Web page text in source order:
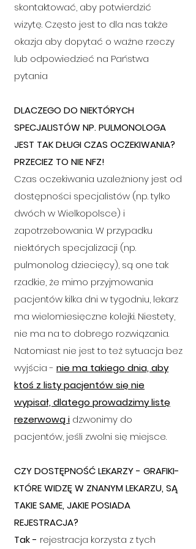
skontaktować, aby potwierdzić
wizytę. Często jest to dla nas także
okazja aby dopytać o ważne rzeczy
lub odpowiedzieć na Państwa
pytania
DLACZEGO DO NIEKTÓRYCH
SPECJALISTÓW NP. PULMONOLOGA
JEST TAK DŁUGI CZAS OCZEKIWANIA?
PRZECIEZ TO NIE NFZ!
Czas oczekiwania uzależniony jest od
dostępności specjalistów (np. tylko
dwóch w Wielkopolsce) i
zapotrzebowania. W przypadku
niektórych specjalizacji (np.
pulmonolog dziecięcy), są one tak
rzadkie, że mimo przyjmowania
pacjentów kilka dni w tygodniu, lekarz
ma wielomiesięczne kolejki. Niestety,
nie ma na to dobrego rozwiązania.
Natomiast nie jest to też sytuacja bez
wyjścia - nie ma takiego dnia, aby
ktoś z listy pacjentów się nie
wypisał, dlatego prowadzimy listę
rezerwową i dzwonimy do
pacjentów, jeśli zwolni się miejsce.
CZY DOSTĘPNOŚĆ LEKARZY - GRAFIKI-
KTÓRE WIDZĘ W ZNANYM LEKARZU, SĄ
TAKIE SAME, JAKIE POSIADA
REJESTRACJA?
Tak - rejestracja korzysta z tych